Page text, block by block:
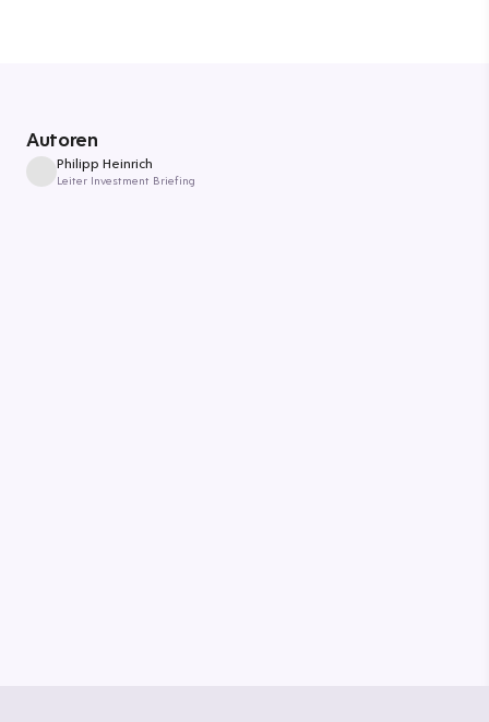
Autoren
Philipp Heinrich
Leiter Investment Briefing